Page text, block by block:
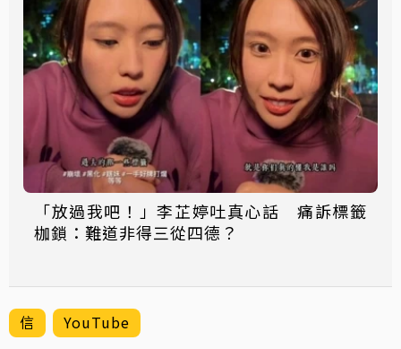
「放過我吧！」李芷婷吐真心話 痛訴標籤
枷鎖：難道非得三從四德？
信 YouTube